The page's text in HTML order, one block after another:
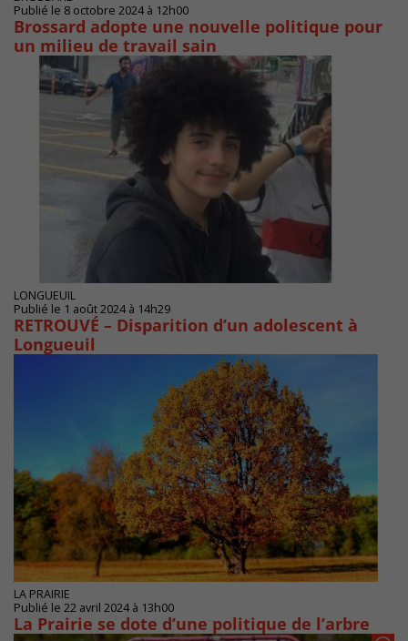
Publié le 8 octobre 2024 à 12h00
Brossard adopte une nouvelle politique pour
un milieu de travail sain
LONGUEUIL
Publié le 1 août 2024 à 14h29
RETROUVÉ – Disparition d’un adolescent à
Longueuil
LA PRAIRIE
Publié le 22 avril 2024 à 13h00
La Prairie se dote d’une politique de l’arbre